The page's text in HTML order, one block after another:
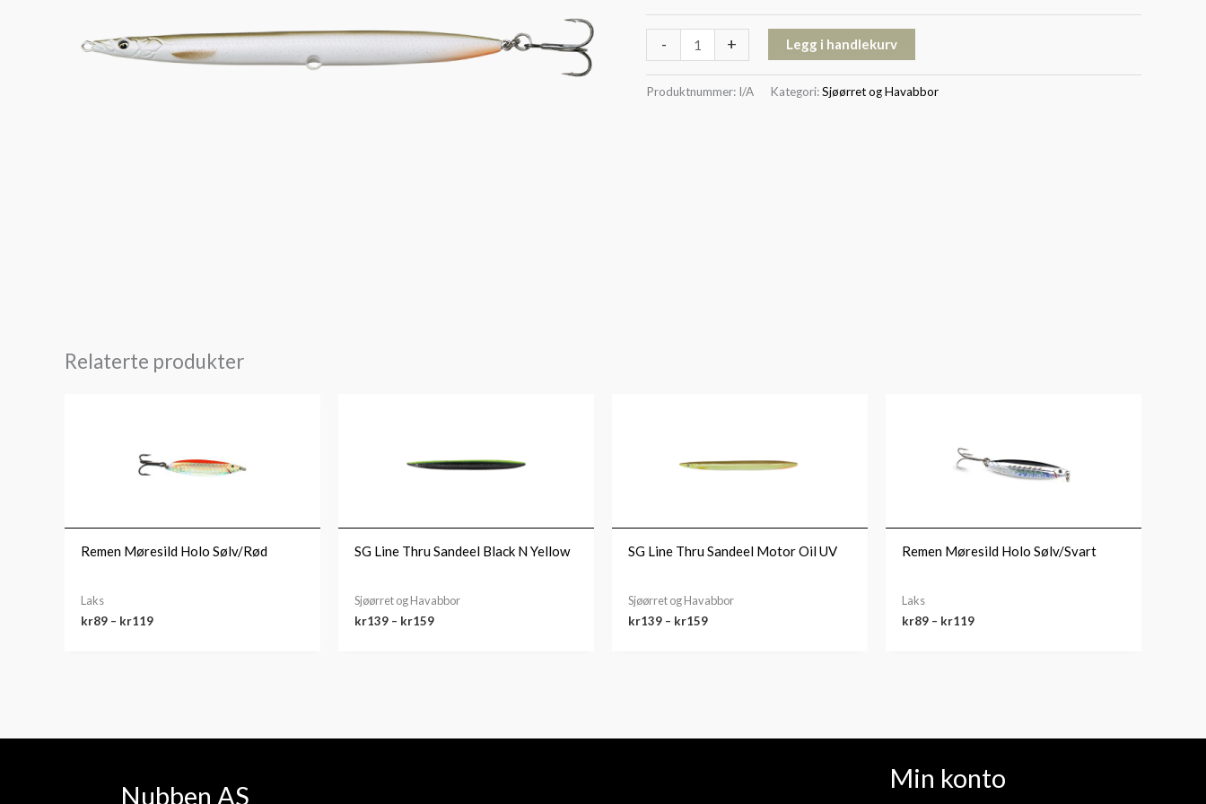
- + Legg i handlekurv
Produktnummer: I/A Kategori:Sjøørret og Havabbor
Relaterte produkter
Remen Møresild Holo Sølv/Rød
Laks
kr89 – kr119
SG Line Thru Sandeel Black N Yellow
Sjøørret og Havabbor
kr139 – kr159
SG Line Thru Sandeel Motor Oil UV
Sjøørret og Havabbor
kr139 – kr159
Remen Møresild Holo Sølv/Svart
Laks
kr89 – kr119
Nubben AS
Min konto